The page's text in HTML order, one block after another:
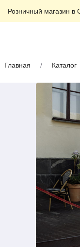
Розничный магазин в
Главная / Каталог